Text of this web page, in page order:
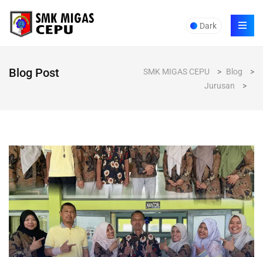
Dark
Blog Post SMK MIGAS CEPU > Blog
>
Jurusan
>